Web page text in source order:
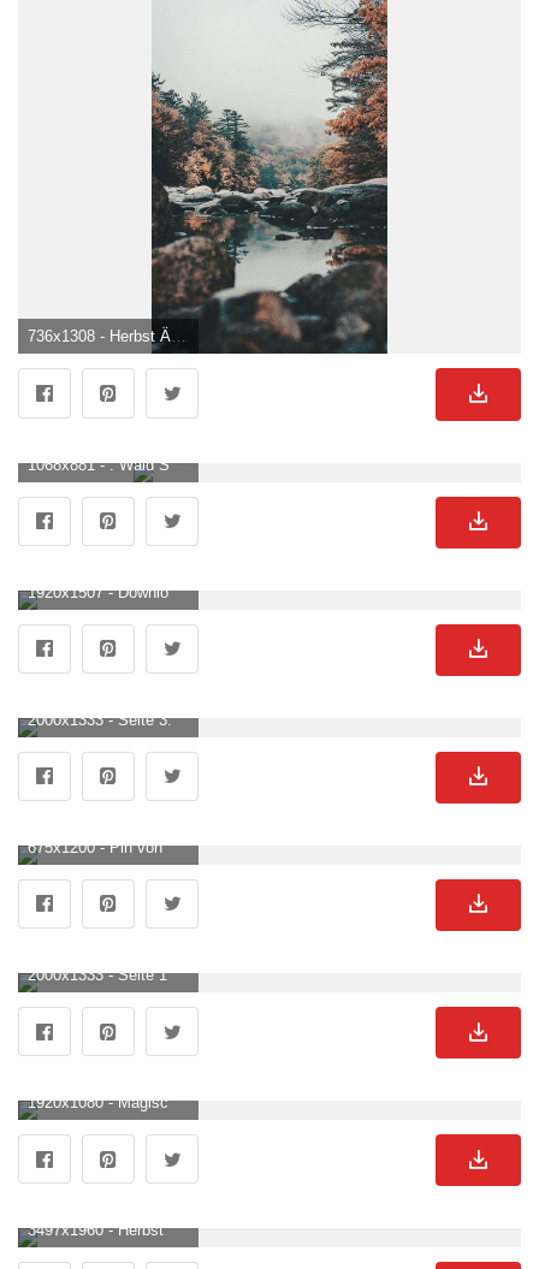
736x1308 - Herbst Ästhetik Wallpaper KOSTENLOS. Wald See Hintergrundbild für Handy.
1068x881 - . Wald See Hintergrund .
1920x1507 - Downloaden Herbstästhetik Horgenberg See Wallpaper. Wald See Bild.
2000x1333 - Seite 3. Wald See Bilder Download auf Freepik. Wald See Hintergrundbild für Computer.
675x1200 - Pin von Natasha auf Wallpaper. Naturbilder, Landschaftsbilder, Landschaftsfotos. Wald See Bild.
2000x1333 - Seite 14. Baumwasser Bilder Download auf Freepik. Wald See Hintergrundbild.
1920x1080 - Magischer Wald Wallpaper KOSTENLOS. Wald See Hintergrund für DesktopHD 1080p .
3497x1960 - Herbst Wald Im Das See Erstellt Mit Ai 28087427 Stock Photo Bei Vecteezy. Wald See Hintergrundbild.